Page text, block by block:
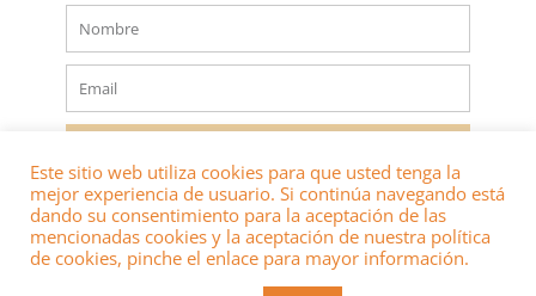
Nombre
Email
® 2022 DERECHOS RESERVADOS
Este sitio web utiliza cookies para que usted tenga la
mejor experiencia de usuario. Si continúa navegando está
dando su consentimiento para la aceptación de las
mencionadas cookies y la aceptación de nuestra política
de cookies, pinche el enlace para mayor información.